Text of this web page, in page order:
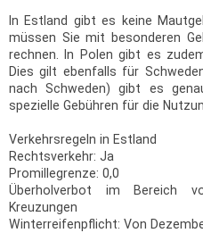
In Estland gibt es keine
müssen Sie mit besonderen
rechnen. In Polen gibt es
Dies gilt ebenfalls für
nach Schweden) gibt es
spezielle Gebühren für die
Verkehrsregeln in Estland
Rechtsverkehr: Ja
Promillegrenze: 0,0
Überholverbot im Bereich
Kreuzungen
Winterreifenpflicht: Von